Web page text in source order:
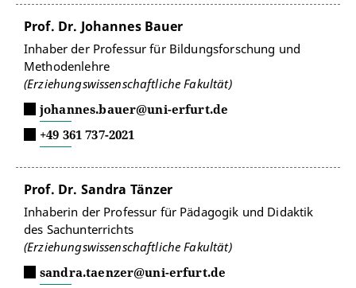
Prof. Dr. Johannes Bauer
Inhaber der Professur für Bildungsforschung und
Methodenlehre
(Erziehungswissenschaftliche Fakultät)
johannes.bauer@uni-erfurt.de
+49 361 737-2021
Prof. Dr. Sandra Tänzer
Inhaberin der Professur für Pädagogik und Didaktik
des Sachunterrichts
(Erziehungswissenschaftliche Fakultät)
sandra.taenzer@uni-erfurt.de